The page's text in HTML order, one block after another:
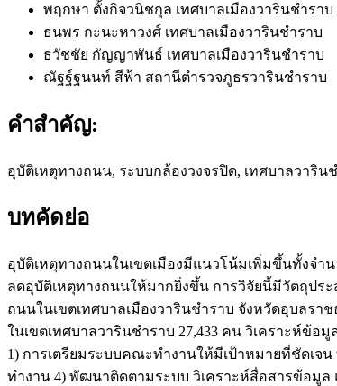
พฤกษา ตั้งกิจวนิชกุล เทศบาลเมืองวารินชำราบ
ธนพร กะนะหาวงศ์ เทศบาลเมืองวารินชำราบ
ธวัชชัย กัญญาพันธ์ เทศบาลเมืองวารินชำราบ
ณัฐฐ์ฐนนท์ สีฟ้า สถานีตำรวจภูธรวารินชำราบ
คำสำคัญ:
อุบัติเหตุทางถนน, ระบบกล้องวงจรปิด, เทศบาลวาริน
บทคัดย่อ
อุบัติเหตุทางถนนในเขตเมืองมีแนวโน้มเพิ่มขึ้นทั้งจ
ลดอุบัติเหตุทางถนนให้มากยิ่งขึ้น การวิจัยนี้มีวัตถุปร
ถนนในเขตเทศบาลเมืองวารินชำราบ จังหวัดอุบลรา
ในเขตเทศบาลวารินชำราบ 27,433 คน วิเคราะห์ข้
1) การเตรียมระบบคณะทำงานให้มีเป้าหมายที่ชัดเ
ทำงาน 4) พัฒนาติดตามระบบ วิเคราะห์สื่อสารข้อมูล